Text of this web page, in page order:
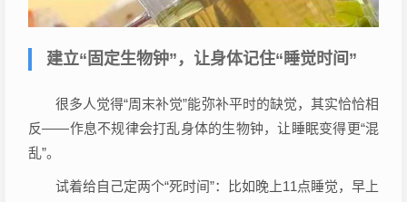
建立“固定生物钟”，让身体记住“睡觉时间”
很多人觉得“周末补觉”能弥补平时的缺觉，其实恰恰相
反——作息不规律会打乱身体的生物钟，让睡眠变得更“混
乱”。
试着给自己定两个“死时间”：比如晚上11点睡觉，早上